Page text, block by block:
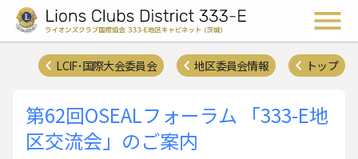
ライオンズクラ
トップ
地区委員会情報
LCIF･国際大会委員会
第62回OSEALフォーラム 「333-E地
区交流会」のご案内